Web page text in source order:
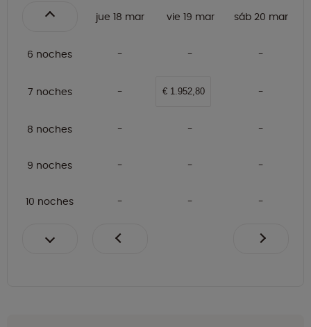
jue 18 mar vie 19 mar sáb 20 mar
6 noches
7 noches € 1.952,80
8 noches
9 noches
10 noches